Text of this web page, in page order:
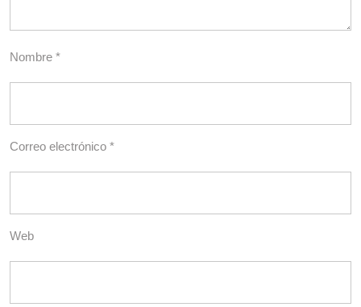
Nombre *
Correo electrónico *
Web